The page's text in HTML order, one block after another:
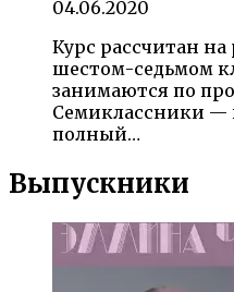
04.06.2020
Курс рассчитан на
шестом-седьмом
занимаются по
Семиклассники —
полный…
Выпускники